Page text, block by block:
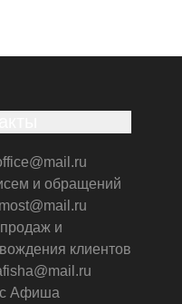
и обращений
и
клиентов
Афиша